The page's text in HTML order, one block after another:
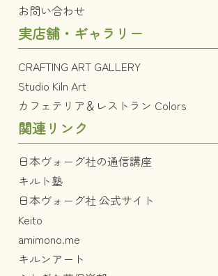
お問い合わせ
実店舗・ギャラリー
CRAFTING ART GALLERY
Studio Kiln Art
カフェテリア＆レストラン Colors
関連リンク
日本ヴォーグ社の通信講座
キルト塾
日本ヴォーグ社 公式サイト
Keito
amimono.me
キルンアート